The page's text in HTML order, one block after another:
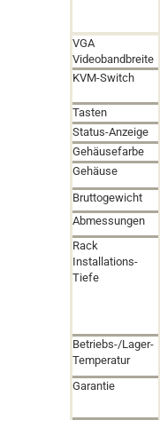
VGA
Videobandbreite
KVM-Switch
Tasten
Status-Anzeige
Gehäusefarbe
Gehäuse
Bruttogewicht
Abmessungen
Rack
Installations-
Tiefe
Betriebs-/Lager-
Temperatur
Garantie